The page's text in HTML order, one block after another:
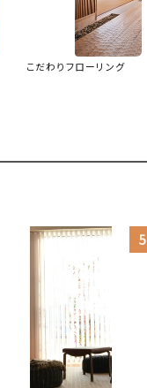
こだわりフローリング
5